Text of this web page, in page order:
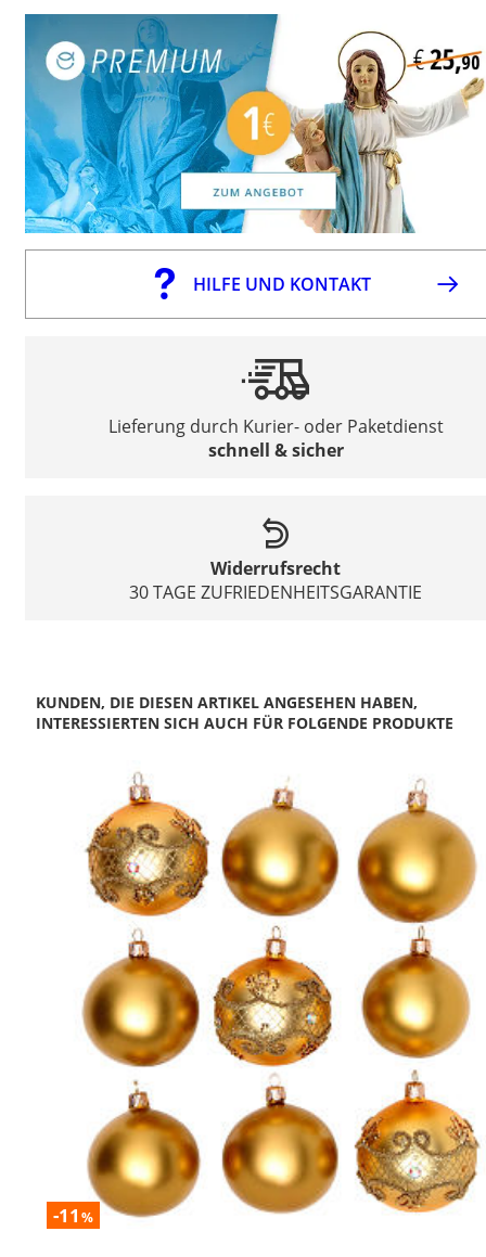
HILFE UND KONTAKT
Lieferung durch Kurier- oder Paketdienst
schnell & sicher
Widerrufsrecht
30 TAGE ZUFRIEDENHEITSGARANTIE
KUNDEN, DIE DIESEN ARTIKEL ANGESEHEN HABEN,
INTERESSIERTEN SICH AUCH FÜR FOLGENDE PRODUKTE
-11 %